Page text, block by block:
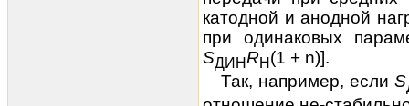
катодной и анодной
при одинаковых
SДИНRН (1 + n)].
Так, например, если S